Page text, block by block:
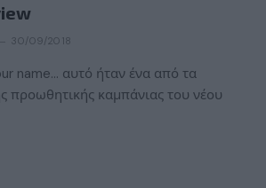
30/09/2018
name… αυτό ήταν ένα από τα
προωθητικής καμπάνιας του νέου